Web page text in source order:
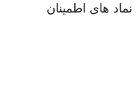
نماد های اطمینان